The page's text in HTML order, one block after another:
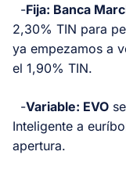
-Fija: Banca
2,30% TIN para
ya empezamos a
el 1,90% TIN.
-Variable: EVO
Inteligente a
apertura.